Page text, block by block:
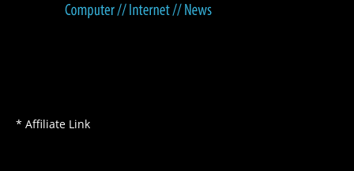
* Affiliate Link